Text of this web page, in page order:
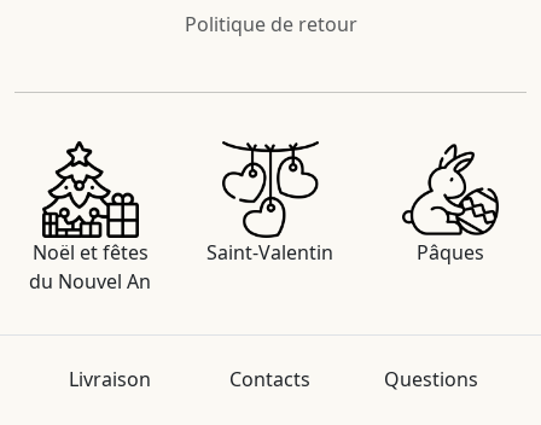
Politique de retour
Noël et fêtes
du Nouvel An
Saint-Valentin Pâques
Livraison Contacts Questions